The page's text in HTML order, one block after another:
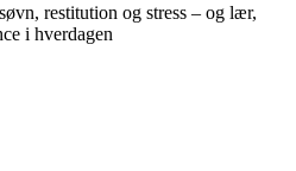
restitution og stress – og lær,
i hverdagen